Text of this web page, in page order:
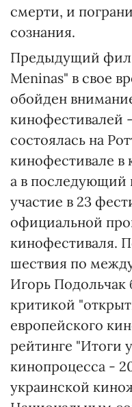
смерти, и
сознания.
Предыдущий
Meninas" в свое
обойден
кинофестивалей
состоялась на
кинофестивале в
а в последующий
участие в 23
официальной
кинофестиваля.
шествия по
Игорь Подольчак
критикой
европейского
рейтинге "Итоги
кинопроцесса -
украинской